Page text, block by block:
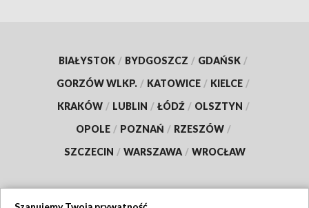
BIAŁYSTOK / BYDGOSZCZ / GDAŃSK /
GORZÓW WLKP. / KATOWICE / KIELCE /
KRAKÓW / LUBLIN / ŁÓDŹ / OLSZTYN /
OPOLE / POZNAŃ / RZESZÓW /
SZCZECIN / WARSZAWA / WROCŁAW